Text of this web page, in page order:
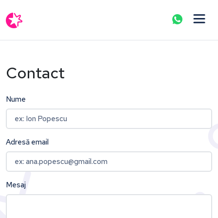
Contact
Nume
Adresă email
Mesaj